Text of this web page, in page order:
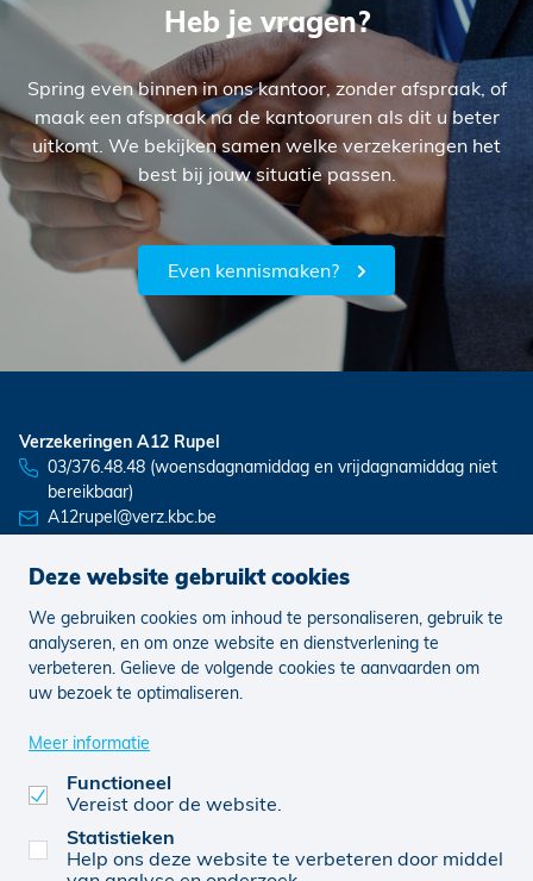
Heb je vragen?
Spring even binnen in ons kantoor, zonder afspraak, of
maak een afspraak na de kantooruren als dit u beter
uitkomt. We bekijken samen welke verzekeringen het
best bij jouw situatie passen.
Even kennismaken?
Verzekeringen A12 Rupel
03/376.48.48 (woensdagnamiddag en vrijdagnamiddag niet
bereikbaar)
A12rupel@verz.kbc.be
Nieuws Vacatures
0728 765 156 © KBC 2026
Deze website gebruikt cookies
We gebruiken cookies om inhoud te personaliseren, gebruik te
analyseren, en om onze website en dienstverlening te
verbeteren. Gelieve de volgende cookies te aanvaarden om
uw bezoek te optimaliseren.
Meer informatie
Functioneel
Vereist door de website.
Statistieken
Help ons deze website te verbeteren door middel